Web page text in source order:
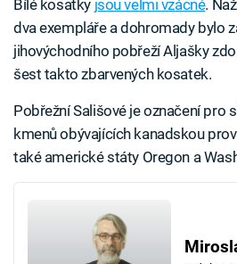
Bílé kosatky jsou velmi vzácné.
dva exempláře a dohromady bylo
jihovýchodního pobřeží Aljašky
šest takto zbarvených kosatek.
Pobřežní Sališové je označení pro
kmenů obývajících kanadskou
také americké státy Oregon a